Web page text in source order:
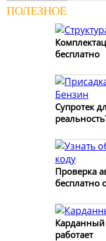
ПОЛЕЗНОЕ
бесплатно
Супротек
Проверка
бесплатно
Карданный
работает